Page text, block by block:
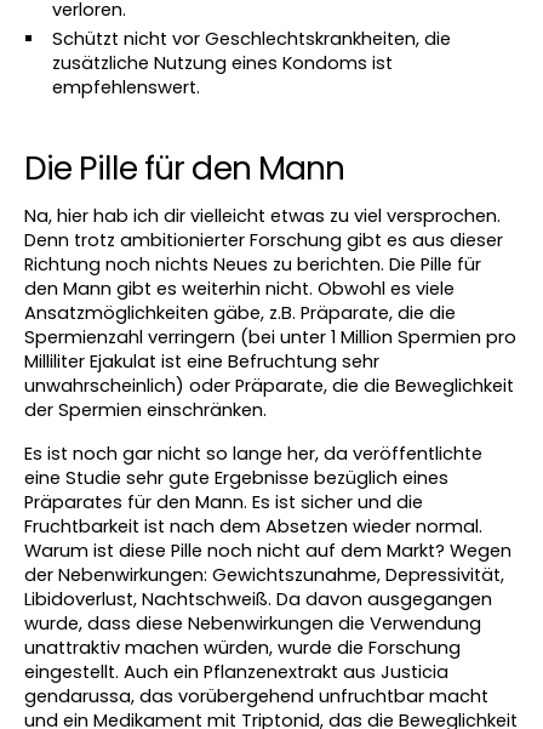
verloren.
Schützt nicht vor Geschlechtskrankheiten, die
zusätzliche Nutzung eines Kondoms ist
empfehlenswert.
Die Pille für den Mann
Na, hier hab ich dir vielleicht etwas zu viel versprochen.
Denn trotz ambitionierter Forschung gibt es aus dieser
Richtung noch nichts Neues zu berichten. Die Pille für
den Mann gibt es weiterhin nicht. Obwohl es viele
Ansatzmöglichkeiten gäbe, z.B. Präparate, die die
Spermienzahl verringern (bei unter 1 Million Spermien pro
Milliliter Ejakulat ist eine Befruchtung sehr
unwahrscheinlich) oder Präparate, die die Beweglichkeit
der Spermien einschränken.
Es ist noch gar nicht so lange her, da veröffentlichte
eine Studie sehr gute Ergebnisse bezüglich eines
Präparates für den Mann. Es ist sicher und die
Fruchtbarkeit ist nach dem Absetzen wieder normal.
Warum ist diese Pille noch nicht auf dem Markt? Wegen
der Nebenwirkungen: Gewichtszunahme, Depressivität,
Libidoverlust, Nachtschweiß. Da davon ausgegangen
wurde, dass diese Nebenwirkungen die Verwendung
unattraktiv machen würden, wurde die Forschung
eingestellt. Auch ein Pflanzenextrakt aus Justicia
gendarussa, das vorübergehend unfruchtbar macht
und ein Medikament mit Triptonid, das die Beweglichkeit